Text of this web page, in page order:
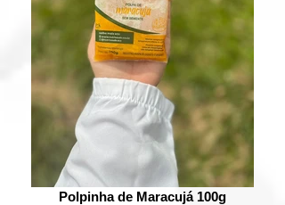
Polpinha de Maracujá 100g